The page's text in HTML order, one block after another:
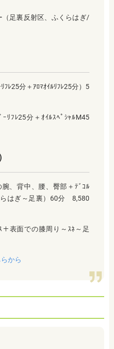
（足裏反射区、ふくらはぎ/
ﾌﾚ25分＋ｱﾛﾏｵｲﾙﾘﾌﾚ25分）5
ﾘﾌﾚ25分＋ｵｲﾙｽﾍﾟｼｬﾙM45
、背中、腰、臀部＋ﾃﾞｺﾙ
はぎ～足裏）60分 8,580
表面での膝周り～ｽﾈ～足
から